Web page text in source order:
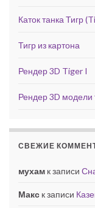
Каток танка Тигр
Тигр из картона
Рендер 3D Tiger I
Рендер 3D модели
СВЕЖИЕ
мухам к записи
Макс к записи